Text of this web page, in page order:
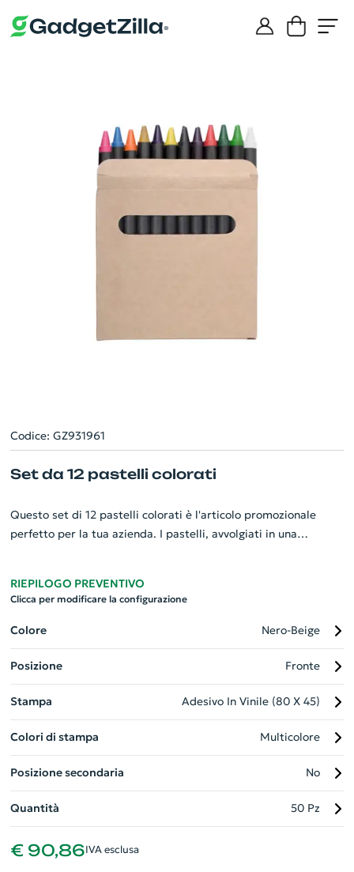
Codice: GZ931961
Set da 12 pastelli colorati
Questo set di 12 pastelli colorati è l'articolo promozionale
perfetto per la tua azienda. I pastelli, avvolgiati in una
colori vivaci e brillanti per liberare la creatività. Sono l'opzione
regalare ai tuoi clienti. Personalizza il tuo set di pastelli e fai
brillare il tuo marchio!
RIEPILOGO PREVENTIVO
Clicca per modificare la configurazione
Colore Nero-Beige
Posizione Fronte
Stampa Adesivo In Vinile (80 X 45)
Colori di stampa Multicolore
Posizione secondaria No
Quantità 50 Pz
€ 90,86IVA esclusa